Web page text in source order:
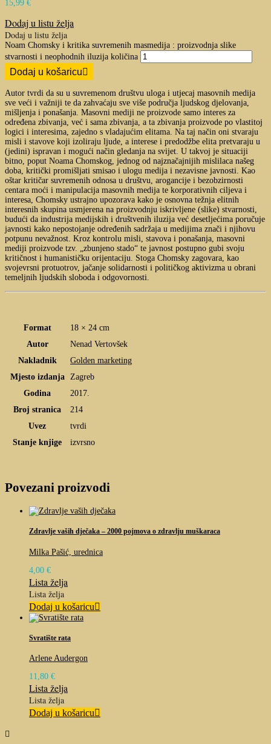
15,99 €
Dodaj u listu želja
Dodaj u listu želja
Noam Chomsky i kritika suvremenih masmedija : proizvodnja slike
stvarnosti i neophodnih iluzija količina
Dodaj u košaricu
Autor tvrdi da su u suvremenom društvu uloga i utjecaj masovnih medija
sve veći i važniji te da zahvaćaju sve više područja ljudskog djelovanja,
mišljenja i ponašanja. Masovni mediji ne proizvode samo interes za
određena zbivanja, već i sama zbivanja, a ta zbivanja proizvode po vlastitoj
logici i interesima, zajedno s vladajućim elitama. Na taj način oni stvaraju
misli i stavove koji izoliraju ljude, a interese i predodžbe elita pretvaraju u
(jedini) ispravan i mogući način gledanja na svijet. U takvoj je situaciji
bitno, poput Noama Chomskog, jednog od najznačajnijih mislilaca našeg
doba, kritički promišljati smisao i ulogu medija i nezavisne javnosti. Kao
oštar kritičar suvremenih odnosa u društvu, arogancije i bezobzirnosti
centara moći i manipulacija masovnih medija te korporativnih ciljeva i
interesa, Chomsky ustrajno upozorava kako je osnovna težnja elitnih
interesnih skupina usmjerena na proizvodnju iskrivljene (slike) stvarnosti,
budući da industrija medijskih i društvenih iluzija već desetljećima poručuje
javnosti kako nepostojanje određenih sadržaja u medijima znači i njihovu
potpunu nevažnost. Kroz kontrolu misli, stavova i ponašanja, masovni
mediji proizvode tzv. „zbunjeno stado“ te javnost postupno gubi svoju
kritičnost i humanističku orijentaciju. Stoga Chomsky zagovara, kao
svojevrsni protuotrov, jačanje solidarnosti i političkog aktivizma u obrani
temeljnih ljudskih sloboda i odgovornosti.
Format
18 × 24 cm
Autor
Nenad Vertovšek
Nakladnik
Golden marketing
Mjesto izdanja
Zagreb
Godina
2017.
Broj stranica
214
Uvez
tvrdi
Stanje knjige
izvrsno
Povezani proizvodi
Zdravlje vaših dječaka – 2000 pojmova o zdravlju muškaraca
Milka Pašić, urednica
4,00 €
Lista želja
Lista želja
Dodaj u košaricu
Svratište rata
Arlene Audergon
11,80 €
Lista želja
Lista želja
Dodaj u košaricu
